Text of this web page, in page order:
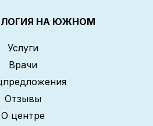
НА ЮЖНОМ
Услуги
Врачи
Отзывы
О центре